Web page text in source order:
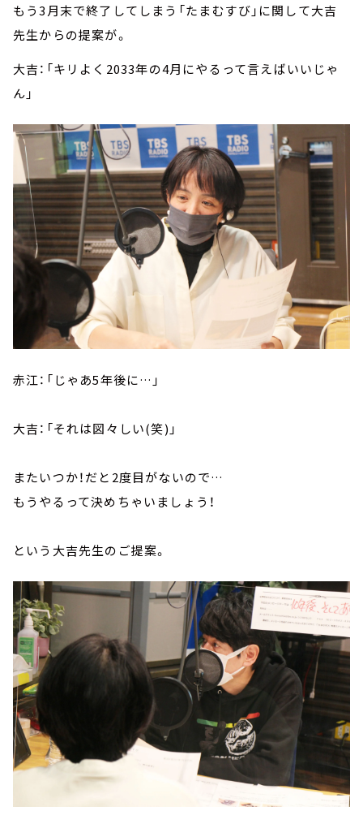
もう3月末で終了してしまう「たまむすび」に関して大吉
先生からの提案が。
大吉：「キリよく2033年の4月にやるって言えばいいじゃ
ん」
赤江：「じゃあ5年後に…」
大吉：「それは図々しい(笑)」
またいつか！だと2度目がないので…
もうやるって決めちゃいましょう！
という大吉先生のご提案。